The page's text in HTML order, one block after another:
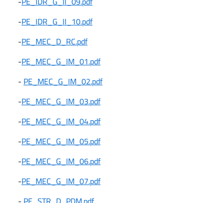
-PE_IDR_G_II_10.pdf
-PE_MEC_D_RC.pdf
-PE_MEC_G_IM_01.pdf
- PE_MEC_G_IM_02.pdf
-PE_MEC_G_IM_03.pdf
-PE_MEC_G_IM_04.pdf
-PE_MEC_G_IM_05.pdf
-PE_MEC_G_IM_06.pdf
-PE_MEC_G_IM_07.pdf